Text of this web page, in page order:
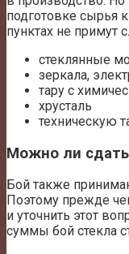
подготовке сырья
пунктах не примут
стеклянные
зеркала,
тару с
хрусталь
техническую
Можно ли
Бой также
Поэтому прежде
и уточнить этот
суммы бой стекла